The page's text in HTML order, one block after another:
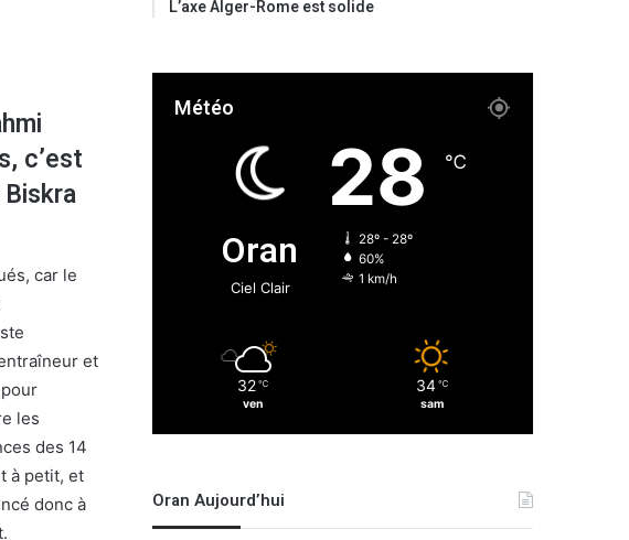
c’est
car le
et
les
des 14
à petit, et
donc à
L’axe Alger-Rome est solide
Météo
Oran
Ciel Clair
28 ℃
28º - 28º
60%
1 km/h
32 ℃
ven
34 ℃
sam
Oran Aujourd’hui